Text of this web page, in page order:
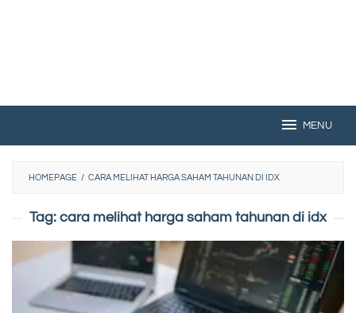
MENU
HOMEPAGE / CARA MELIHAT HARGA SAHAM TAHUNAN DI IDX
Tag: cara melihat harga saham tahunan di idx